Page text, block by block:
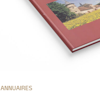
ANNUAIRES